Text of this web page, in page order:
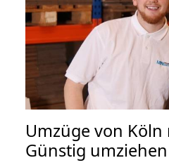
Umzüge von Köln
Günstig umziehen